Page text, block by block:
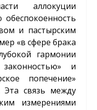
аллокуции
и пастырским
«в сфере брака
гармонии
и
попечение»
Эта связь между
измерениями